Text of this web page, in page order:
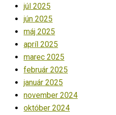
júl 2025
jún 2025
máj 2025
apríl 2025
marec 2025
február 2025
január 2025
november 2024
október 2024